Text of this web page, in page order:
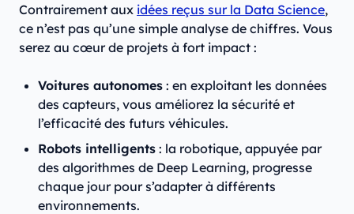
Contrairement aux idées reçus sur la Data Science,
ce n’est pas qu’une simple analyse de chiffres. Vous
serez au cœur de projets à fort impact :
Voitures autonomes : en exploitant les données
des capteurs, vous améliorez la sécurité et
l’efficacité des futurs véhicules.
Robots intelligents : la robotique, appuyée par
des algorithmes de Deep Learning, progresse
chaque jour pour s’adapter à différents
environnements.